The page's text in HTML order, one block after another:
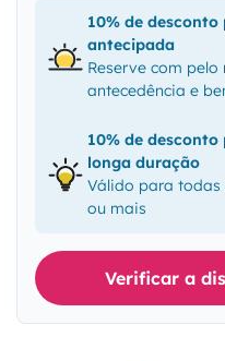
10% de
antecipada
Reserve com pelo
antecedência e
10% de
longa duração
Válido para todas
ou mais
Verificar a